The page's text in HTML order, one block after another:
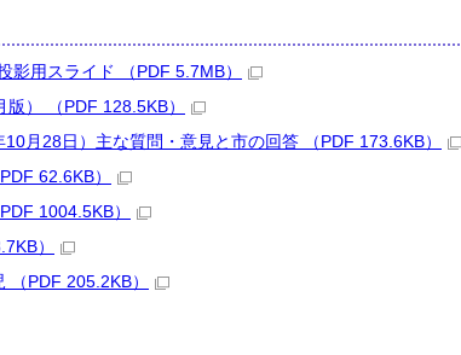
用スライド （PDF 5.7MB）
） （PDF 128.5KB）
月28日）主な質問・意見と市の回答 （PDF 173.6KB）
62.6KB）
1004.5KB）
）
PDF 205.2KB）